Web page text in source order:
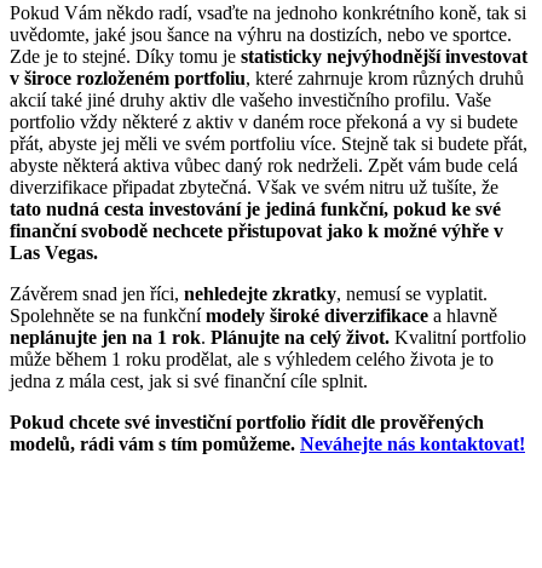
Pokud Vám někdo radí, vsaďte na jednoho konkrétního koně, tak si
uvědomte, jaké jsou šance na výhru na dostizích, nebo ve sportce.
Zde je to stejné. Díky tomu je statisticky nejvýhodnější investovat
v široce rozloženém portfoliu, které zahrnuje krom různých druhů
akcií také jiné druhy aktiv dle vašeho investičního profilu. Vaše
portfolio vždy některé z aktiv v daném roce překoná a vy si budete
přát, abyste jej měli ve svém portfoliu více. Stejně tak si budete přát,
abyste některá aktiva vůbec daný rok nedrželi. Zpět vám bude celá
diverzifikace připadat zbytečná. Však ve svém nitru už tušíte, že
tato nudná cesta investování je jediná funkční, pokud ke své
finanční svobodě nechcete přistupovat jako k možné výhře v
Las Vegas.
Závěrem snad jen říci, nehledejte zkratky, nemusí se vyplatit.
Spolehněte se na funkčnímodely široké diverzifikace a hlavně
neplánujte jen na 1 rok. Plánujte na celý život. Kvalitní portfolio
může během 1 roku prodělat, ale s výhledem celého života je to
jedna z mála cest, jak si své finanční cíle splnit.
Pokud chcete své investiční portfolio řídit dle prověřených
modelů, rádi vám s tím pomůžeme. Neváhejte nás kontaktovat!